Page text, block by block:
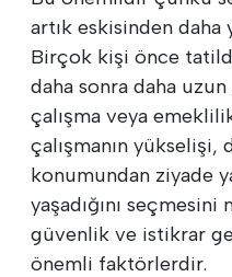
artık eskisinden daha
Birçok kişi önce
daha sonra daha
çalışma veya
çalışmanın yükselişi,
konumundan ziyade
yaşadığını seçmesini
güvenlik ve istikrar
önemli faktörlerdir.